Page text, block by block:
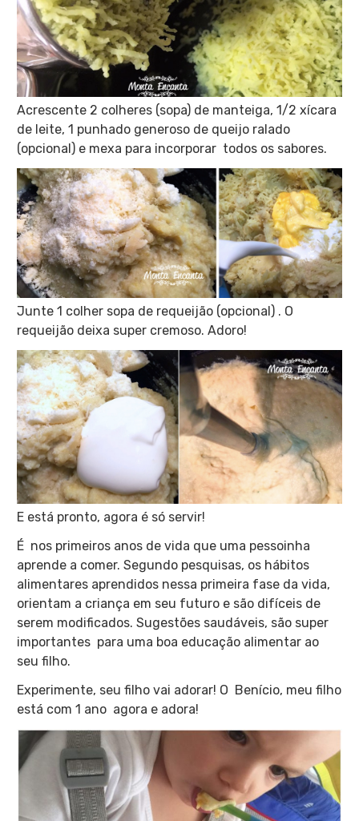
Acrescente 2 colheres (sopa) de manteiga, 1/2 xícara
de leite, 1 punhado generoso de queijo ralado
(opcional) e mexa para incorporar todos os sabores.
Junte 1 colher sopa de requeijão (opcional) . O
requeijão deixa super cremoso. Adoro!
E está pronto, agora é só servir!
É nos primeiros anos de vida que uma pessoinha
aprende a comer. Segundo pesquisas, os hábitos
alimentares aprendidos nessa primeira fase da vida,
orientam a criança em seu futuro e são difíceis de
serem modificados. Sugestões saudáveis, são super
importantes para uma boa educação alimentar ao
seu filho.
Experimente, seu filho vai adorar! O Benício, meu filho
está com 1 ano agora e adora!